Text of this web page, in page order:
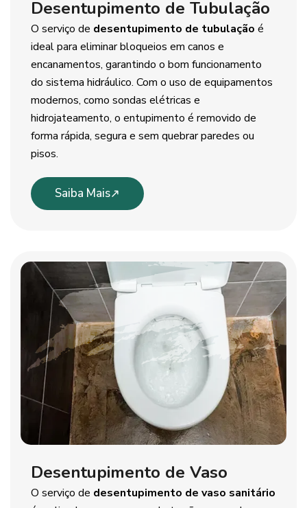
Desentupimento de Tubulação
O serviço de desentupimento de tubulação é
ideal para eliminar bloqueios em canos e
encanamentos, garantindo o bom funcionamento
do sistema hidráulico. Com o uso de equipamentos
modernos, como sondas elétricas e
hidrojateamento, o entupimento é removido de
forma rápida, segura e sem quebrar paredes ou
pisos.
Saiba Mais
Desentupimento de Vaso
O serviço de desentupimento de vaso sanitário